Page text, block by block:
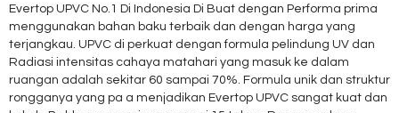
Evertop UPVC No.1 Di Indonesia Di Buat dengan Performa prima
menggunakan bahan baku terbaik dan dengan harga yang
terjangkau. UPVC di perkuat dengan formula pelindung UV dan
Radiasi intensitas cahaya matahari yang masuk ke dalam
ruangan adalah sekitar 60 sampai 70%. Formula unik dan struktur
rongganya yang pa a menjadikan Evertop UPVC sangat kuat dan